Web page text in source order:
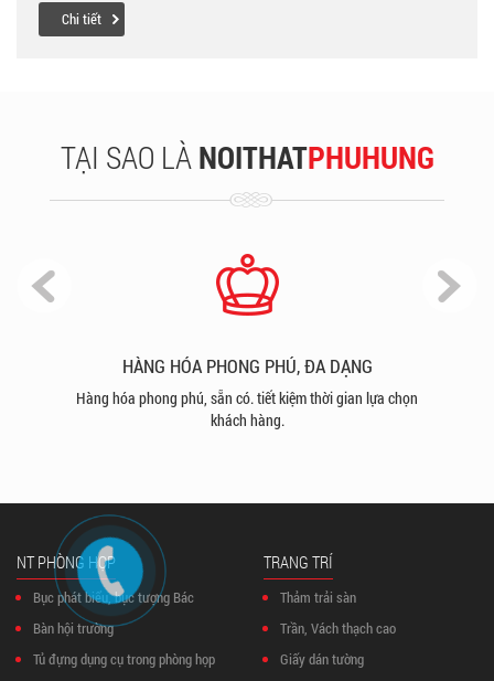
Chi tiết
TẠI SAO LÀNOITHATPHUHUNG
HÀNG HÓA PHONG PHÚ, ĐA DẠNG
Hàng hóa phong phú, sẵn có. tiết kiệm thời gian lựa chọn
khách hàng.
NT PHÒNG HỌP
Bục phát biểu, bục tượng Bác
Bàn hội trường
Tủ đựng dụng cụ trong phòng họp
TRANG TRÍ
Thảm trải sàn
Trần, Vách thạch cao
Giấy dán tường